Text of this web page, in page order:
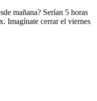
mañana? Serían 5 horas
Imagínate cerrar el viernes